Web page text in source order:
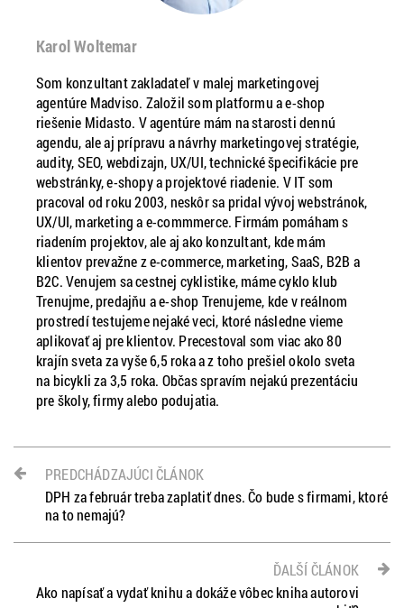
Karol Woltemar
Som konzultant zakladateľ v malej marketingovej
agentúre Madviso. Založil som platformu a e-shop
riešenie Midasto. V agentúre mám na starosti dennú
agendu, ale aj prípravu a návrhy marketingovej stratégie,
audity, SEO, webdizajn, UX/UI, technické špecifikácie pre
webstránky, e-shopy a projektové riadenie. V IT som
pracoval od roku 2003, neskôr sa pridal vývoj webstránok,
UX/UI, marketing a e-commmerce. Firmám pomáham s
riadením projektov, ale aj ako konzultant, kde mám
klientov prevažne z e-commerce, marketing, SaaS, B2B a
B2C. Venujem sa cestnej cyklistike, máme cyklo klub
Trenujme, predajňu a e-shop Trenujeme, kde v reálnom
prostredí testujeme nejaké veci, ktoré následne vieme
aplikovať aj pre klientov. Precestoval som viac ako 80
krajín sveta za vyše 6,5 roka a z toho prešiel okolo sveta
na bicykli za 3,5 roka. Občas spravím nejakú prezentáciu
pre školy, firmy alebo podujatia.
PREDCHÁDZAJÚCI ČLÁNOK
DPH za február treba zaplatiť dnes. Čo bude s firmami, ktoré
na to nemajú?
ĎALŠÍ ČLÁNOK
Ako napísať a vydať knihu a dokáže vôbec kniha autorovi